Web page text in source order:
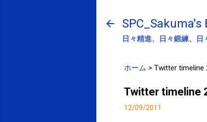
SPC_Sakuma's
日々精進、日々鍛練、日
ホーム > Twitter timeline
Twitter timeline
12/09/2011